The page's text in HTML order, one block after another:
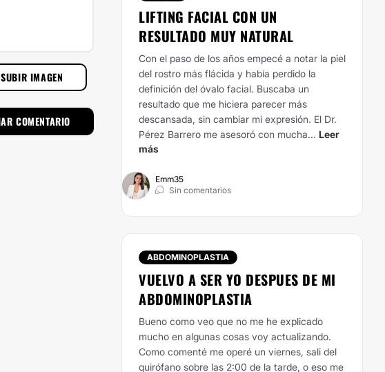
SUBIR IMAGEN
LIFTING FACIAL CON UN
RESULTADO MUY NATURAL
Con el paso de los años empecé a notar la piel
del rostro más flácida y había perdido la
definición del óvalo facial. Buscaba un
resultado que me hiciera parecer más
descansada, sin cambiar mi expresión. El Dr.
Pérez Barrero me asesoró con mucha... Leer
más
Emm35
Sin comentarios
ABDOMINOPLASTIA
VUELVO A SER YO DESPUES DE MI
ABDOMINOPLASTIA
Bueno como veo que no me he explicado
mucho en algunas cosas voy actualizando.
Como comenté me operé un viernes, sali del
quirófano sobre las 2:00 de la tarde, o eso me